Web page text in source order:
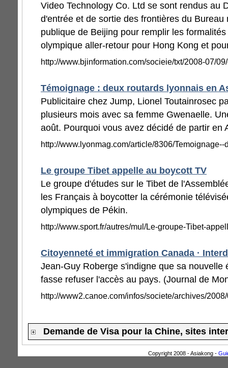
Video Technology Co. Ltd se sont rendus au
d'entrée et de sortie des frontières du
publique de Beijing pour remplir les
olympique aller-retour pour Hong Kong et
http://www.bjinformation.com/socieie/txt/2008-07/
Témoignage : deux routards lyonnais en
Publicitaire chez Jump, Lionel Toutainrosec
plusieurs mois avec sa femme Gwenaelle.
août. Pourquoi vous avez décidé de partir en
http://www.lyonmag.com/article/8306/
Le groupe Tibet appelle au boycott TV
Le groupe d'études sur le Tibet de
les Français à boycotter la cérémonie
olympiques de Pékin.
http://www.sport.fr/autres/mul/Le-groupe-Tibet-
Citoyenneté et immigration Canada ·
Jean-Guy Roberge s'indigne que sa nouvelle
fasse refuser l'accès au pays. (Journal de
http://www2.canoe.com/infos/societe/archives/
Demande de Visa pour la Chine, sites
Copyright 2008 - Asiakong -